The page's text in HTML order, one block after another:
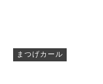
まつげカール